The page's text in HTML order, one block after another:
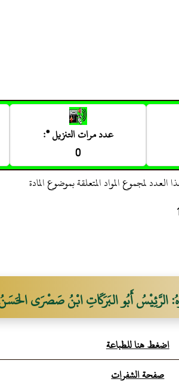
عدد مرات التنزيل *:
0
الرَّئِيْسُ أَبُو البَرَكَاتِ ابْنُ صَصْرَى الحَسَنُ
اضغط هنا للطباعة
صفحة الشفرات